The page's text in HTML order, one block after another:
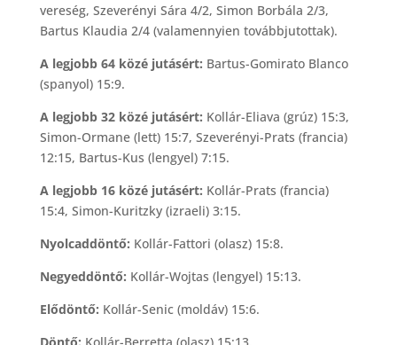
vereség, Szeverényi Sára 4/2, Simon Borbála 2/3,
Bartus Klaudia 2/4 (valamennyien továbbjutottak).
A legjobb 64 közé jutásért: Bartus-Gomirato Blanco
(spanyol) 15:9.
A legjobb 32 közé jutásért: Kollár-Eliava (grúz) 15:3,
Simon-Ormane (lett) 15:7, Szeverényi-Prats (francia)
12:15, Bartus-Kus (lengyel) 7:15.
A legjobb 16 közé jutásért: Kollár-Prats (francia)
15:4, Simon-Kuritzky (izraeli) 3:15.
Nyolcaddöntő: Kollár-Fattori (olasz) 15:8.
Negyeddöntő: Kollár-Wojtas (lengyel) 15:13.
Elődöntő: Kollár-Senic (moldáv) 15:6.